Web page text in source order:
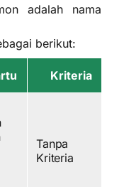
adalah nama
berikut:
Kriteria
Tanpa
Kriteria